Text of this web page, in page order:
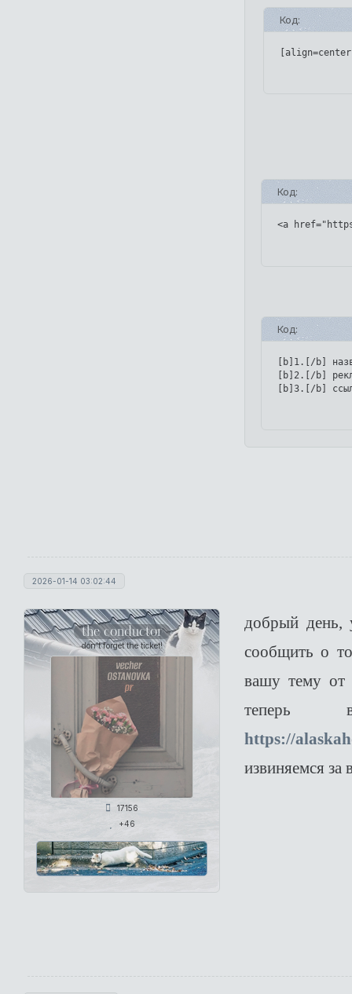
Код:
Код:
<a
Код:
[b]1.[/b]
[b]2.[/b]
[b]3.[/b]
2026-01-14 03:02:44
the conductor
don't forget the ticket!
17156
+46
добрый день,
сообщить о
вашу тему от
https://
извиняемся